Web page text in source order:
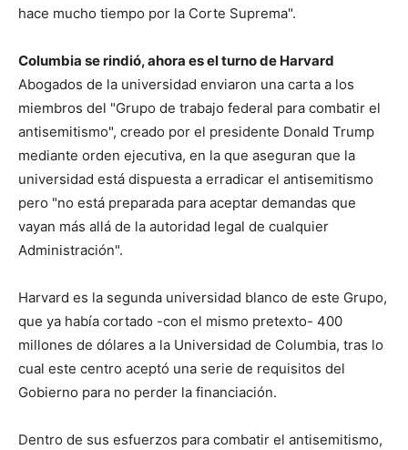
hace mucho tiempo por la Corte Suprema".
Columbia se rindió, ahora es el turno de Harvard
Abogados de la universidad enviaron una carta a los
miembros del "Grupo de trabajo federal para combatir el
antisemitismo", creado por el presidente Donald Trump
mediante orden ejecutiva, en la que aseguran que la
universidad está dispuesta a erradicar el antisemitismo
pero "no está preparada para aceptar demandas que
vayan más allá de la autoridad legal de cualquier
Administración".
Harvard es la segunda universidad blanco de este Grupo,
que ya había cortado -con el mismo pretexto- 400
millones de dólares a la Universidad de Columbia, tras lo
cual este centro aceptó una serie de requisitos del
Gobierno para no perder la financiación.
Dentro de sus esfuerzos para combatir el antisemitismo,